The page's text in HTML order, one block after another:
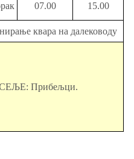
07.00 15.00
квара на далеководу
Прибељци.